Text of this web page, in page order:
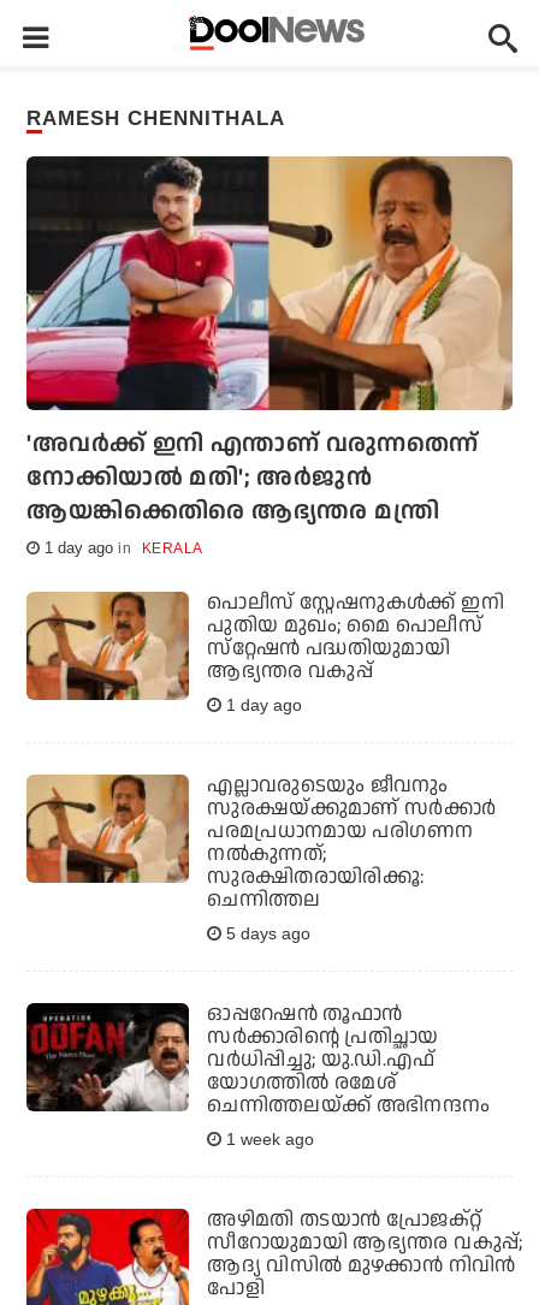
RAMESH CHENNITHALA
'അവര്‍ക്ക് ഇനി എന്താണ് വരുന്നതെന്ന്
നോക്കിയാല്‍ മതി'; അര്‍ജുന്‍
ആയങ്കിക്കെതിരെ ആഭ്യന്തര മന്ത്രി
1 day ago KERALA
പൊലീസ് സ്റ്റേഷനുകള്‍ക്ക് ഇനി
പുതിയ മുഖം; മൈ പൊലീസ്
സ്‌റ്റേഷന്‍ പദ്ധതിയുമായി
ആഭ്യന്തര വകുപ്പ്
1 day ago
എല്ലാവരുടെയും ജീവനും
സുരക്ഷയ്ക്കുമാണ് സര്‍ക്കാര്‍
പരമപ്രധാനമായ പരിഗണന
നല്‍കുന്നത്;
സുരക്ഷിതരായിരിക്കൂ:
ചെന്നിത്തല
5 days ago
ഓപ്പറേഷന്‍ തൂഫാന്‍
സര്‍ക്കാരിന്റെ പ്രതിച്ഛായ
വര്‍ധിപ്പിച്ചു; യു.ഡി.എഫ്
യോഗത്തില്‍ രമേശ്
ചെന്നിത്തലയ്ക്ക് അഭിനന്ദനം
1 week ago
അഴിമതി തടയാന്‍ പ്രോജക്റ്റ്
സീറോയുമായി ആഭ്യന്തര വകുപ്പ്;
ആദ്യ വിസില്‍ മുഴക്കാന്‍ നിവിന്‍
പോളി